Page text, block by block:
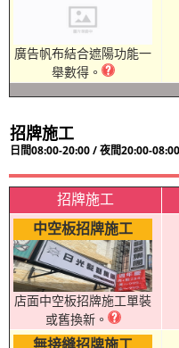
廣告帆布結合遮陽功能一
舉數得。
招牌施工
日間08:00-20:00 / 夜間20:00-08:00
招牌施工
中空板招牌施工
店面中空板招牌施工單裝
或舊換新。
無接縫招牌施工